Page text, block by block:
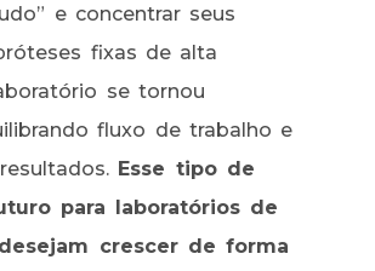
e concentrar seus
fixas de alta
se tornou
fluxo de trabalho e
Esse tipo de
para laboratórios de
crescer de forma